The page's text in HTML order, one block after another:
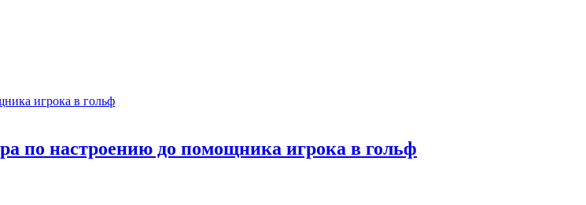
по настроению до помощника игрока в гольф